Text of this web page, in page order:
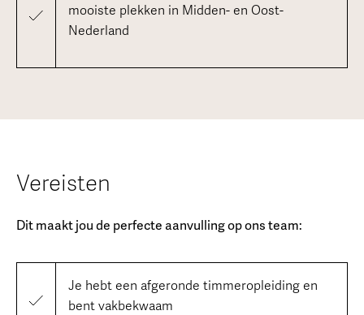
mooiste plekken in Midden- en Oost-
Nederland
Vereisten
Dit maakt jou de perfecte aanvulling op ons team:
Je hebt een afgeronde timmeropleiding en
bent vakbekwaam